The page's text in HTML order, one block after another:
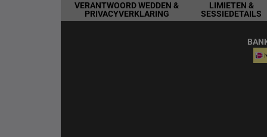
VERANTWOORD WEDDEN &
PRIVACYVERKLARING
LIMIETEN &
SESSIEDETAILS